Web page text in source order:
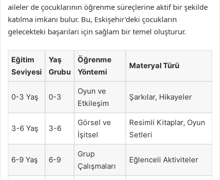
aileler de çocuklarının öğrenme süreçlerine aktif bir şekilde
katılma imkanı bulur. Bu, Eskişehir’deki çocukların
gelecekteki başarıları için sağlam bir temel oluşturur.
Eğitim
Seviyesi
Yaş
Grubu
Öğrenme
Yöntemi
Materyal Türü
0-3 Yaş 0-3
Oyun ve
Etkileşim
Şarkılar, Hikayeler
3-6 Yaş 3-6
Görsel ve
İşitsel
Resimli Kitaplar, Oyun
Setleri
6-9 Yaş 6-9
Grup
Çalışmaları
Eğlenceli Aktiviteler